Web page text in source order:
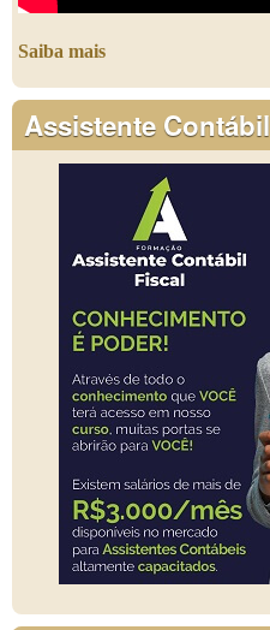
Saiba mais
Assistente Contábil